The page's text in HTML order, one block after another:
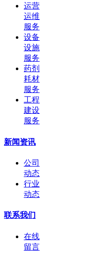
运营
运维
服务
设备
设施
服务
药剂
耗材
服务
工程
建设
服务
新闻资讯
公司
动态
行业
动态
联系我们
在线
留言